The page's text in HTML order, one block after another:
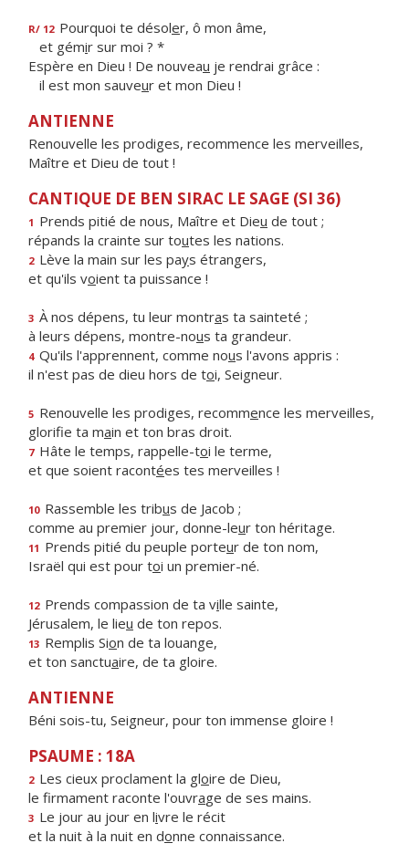
R/ 12 Pourquoi te désoler, ô mon âme,
et gémir sur moi ? *
Espère en Dieu ! De nouveau je rendrai grâce :
il est mon sauveur et mon Dieu !
ANTIENNE
Renouvelle les prodiges, recommence les merveilles,
Maître et Dieu de tout !
CANTIQUE DE BEN SIRAC LE SAGE (SI 36)
1 Prends pitié de nous, Maître et Dieu de tout ;
répands la crainte sur toutes les nations.
2 Lève la main sur les pays étrangers,
et qu'ils voient ta puissance !
3 À nos dépens, tu leur montras ta sainteté ;
à leurs dépens, montre-nous ta grandeur.
4 Qu'ils l'apprennent, comme nous l'avons appris :
il n'est pas de dieu hors de toi, Seigneur.
5 Renouvelle les prodiges, recommence les merveilles,
glorifie ta main et ton bras droit.
7 Hâte le temps, rappelle-toi le terme,
et que soient racontées tes merveilles !
10 Rassemble les tribus de Jacob ;
comme au premier jour, donne-leur ton héritage.
11 Prends pitié du peuple porteur de ton nom,
Israël qui est pour toi un premier-né.
12 Prends compassion de ta ville sainte,
Jérusalem, le lieu de ton repos.
13 Remplis Sion de ta louange,
et ton sanctuaire, de ta gloire.
ANTIENNE
Béni sois-tu, Seigneur, pour ton immense gloire !
PSAUME : 18A
2 Les cieux proclament la gloire de Dieu,
le firmament raconte l'ouvrage de ses mains.
3 Le jour au jour en livre le récit
et la nuit à la nuit en donne connaissance.